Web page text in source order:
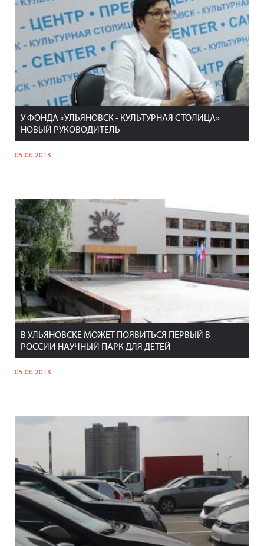
У ФОНДА «УЛЬЯНОВСК - КУЛЬТУРНАЯ СТОЛИЦА»
НОВЫЙ РУКОВОДИТЕЛЬ
05.06.2013
В УЛЬЯНОВСКЕ МОЖЕТ ПОЯВИТЬСЯ ПЕРВЫЙ В
РОССИИ НАУЧНЫЙ ПАРК ДЛЯ ДЕТЕЙ
05.06.2013